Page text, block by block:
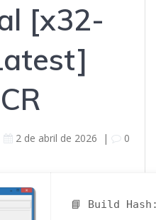
[x32-
2 de abril de 2026 | 0
📘 Build